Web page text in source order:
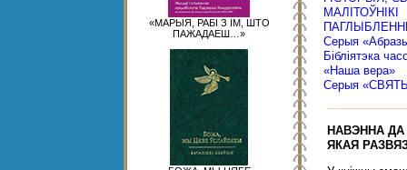
«МАРЫЯ, РАБІ З ІМ, ШТО
ПАЖАДАЕШ…»
МАЛІТОЎНІКІ
Серыя
Бібліятэка
«Наша вера»
Серыя
НАВЭННА
ЯКАЯ